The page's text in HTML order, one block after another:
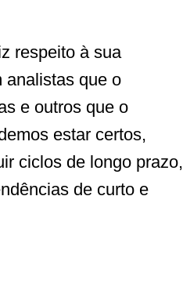
respeito à sua
analistas que o
e outros que o
estar certos,
ciclos de longo prazo,
de curto e